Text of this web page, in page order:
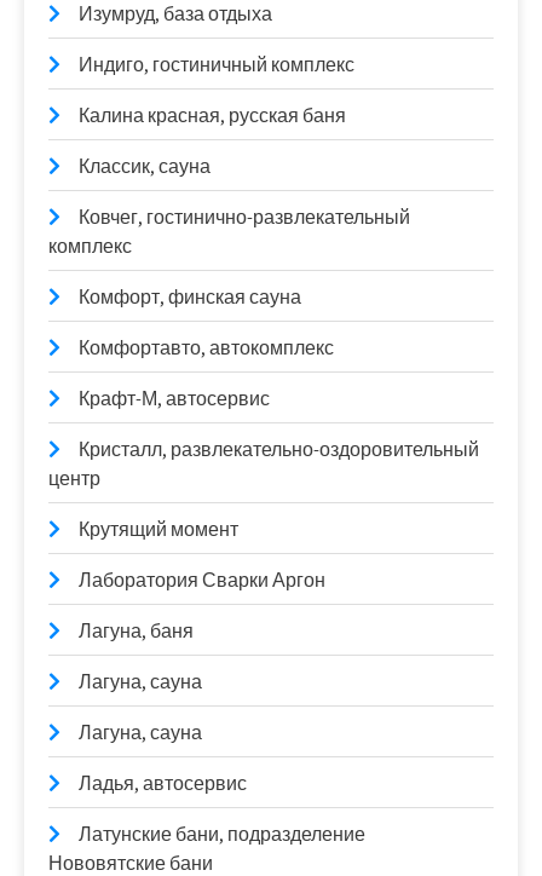
Изумруд, база отдыха
Индиго, гостиничный комплекс
Калина красная, русская баня
Классик, сауна
Ковчег, гостинично-развлекательный
комплекс
Комфорт, финская сауна
Комфортавто, автокомплекс
Крафт-М, автосервис
Кристалл, развлекательно-оздоровительный
центр
Крутящий момент
Лаборатория Сварки Аргон
Лагуна, баня
Лагуна, сауна
Лагуна, сауна
Ладья, автосервис
Латунские бани, подразделение
Нововятские бани